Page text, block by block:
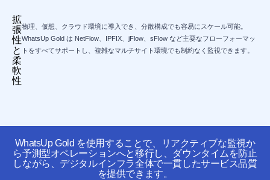
拡
張
性
と
柔
軟
性
物理、仮想、クラウド環境に導入でき、分散構成でも容易にスケール可能。
WhatsUp Gold は NetFlow、IPFIX、jFlow、sFlow など主要なフローフォーマッ
トをすべてサポートし、複雑なマルチサイト環境でも制約なく監視できます。
WhatsUp Gold を使用することで、リアクティブな監視か
ら予測型オペレーションへと移行し、ダウンタイムを防止
しながら、デジタルインフラ全体で一貫したサービス品質
を提供できます。